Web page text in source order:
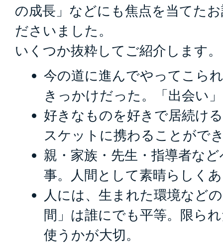
の成長」などにも焦点を当てた
ださいました。
いくつか抜粋してご紹介します。
今の道に進んでやってこら
きっかけだった。「出会い
好きなものを好きで居続け
スケットに携わることがで
親・家族・先生・指導者な
事。人間として素晴らしく
人には、生まれた環境など
間」は誰にでも平等。限ら
使うかが大切。